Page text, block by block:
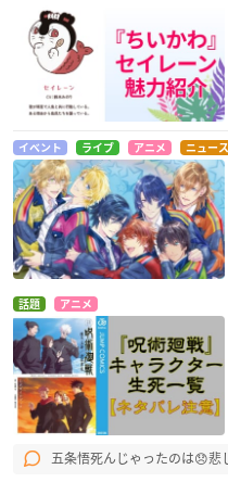
イベント ライブ アニメ ニュース
話題 アニメ
五条悟死んじゃったのは😞